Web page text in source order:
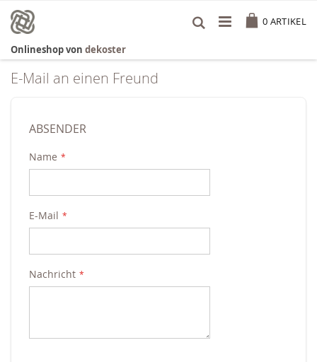
Inhalt
springen
0 ARTIKEL
Onlineshop von dekoster
E-Mail an einen Freund
ABSENDER
Name
E-Mail
Nachricht